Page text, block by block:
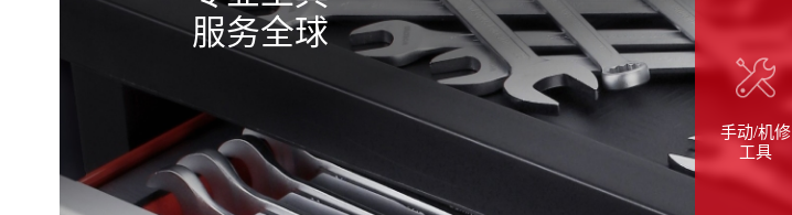
服务全球
手动/机修
工具